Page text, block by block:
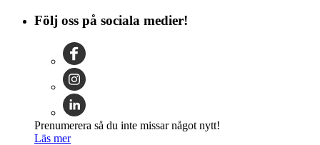
Följ oss på sociala medier!
Prenumerera så du inte missar något nytt!
Läs mer